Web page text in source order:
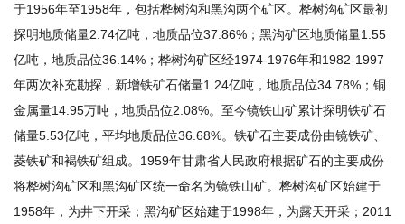
于1956年至1958年，包括桦树沟和黑沟两个矿区。桦树沟矿区最初
探明地质储量2.74亿吨，地质品位37.86%；黑沟矿区地质储量1.55
亿吨，地质品位36.14%；桦树沟矿区经1974-1976年和1982-1997
年两次补充勘探，新增铁矿石储量1.24亿吨，地质品位34.78%；铜
金属量14.95万吨，地质品位2.08%。至今镜铁山矿累计探明铁矿石
储量5.53亿吨，平均地质品位36.68%。铁矿石主要成份由镜铁矿、
菱铁矿和褐铁矿组成。1959年甘肃省人民政府根据矿石的主要成份
将桦树沟矿区和黑沟矿区统一命名为镜铁山矿。桦树沟矿区始建于
1958年，为井下开采；黑沟矿区始建于1998年，为露天开采；2011